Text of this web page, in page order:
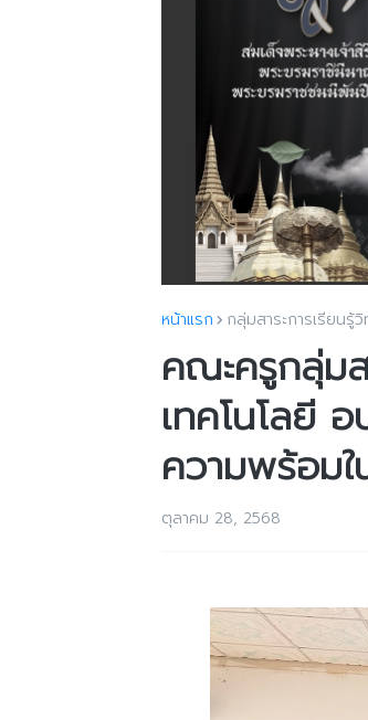
หน้าแรก กลุ่มสาระการเรียนรู้
คณะครูกลุ่มส
เทคโนโลยี
ความพร้อมใ
ตุลาคม 28, 2568